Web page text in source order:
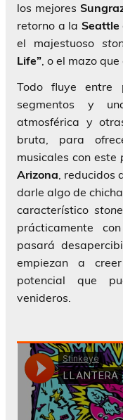
los mejores
retorno a la Seattle
el majestuoso
Life”, o el mazo
Todo fluye entre
segmentos y
atmosférica y
bruta, para
musicales con este
Arizona, reducidos
darle algo de
característico
prácticamente
pasará
empiezan a
potencial que
venideros.